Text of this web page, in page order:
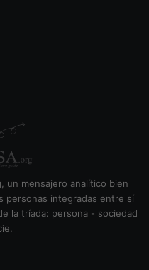
un mensajero analítico bien
personas integradas entre sí
la tríada: persona - sociedad